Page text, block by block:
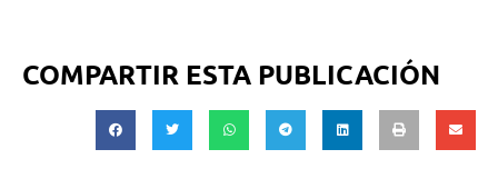
COMPARTIR ESTA PUBLICACIÓN